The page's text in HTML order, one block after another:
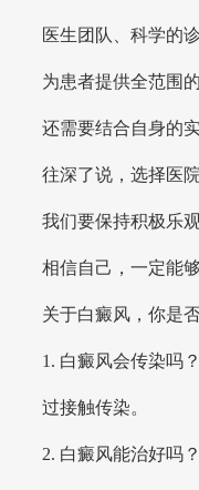
医生团队、科学的
为患者提供全范围
还需要结合自身的
往深了说，选择医
我们要保持积极乐
相信自己，一定能
关于白癜风，你是
1. 白癜风会传染吗
过接触传染。
2. 白癜风能治好吗